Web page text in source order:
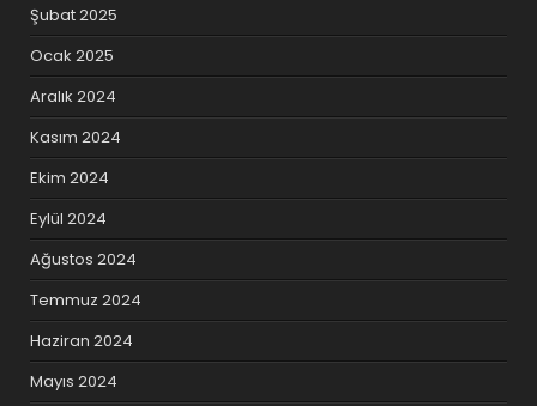
Şubat 2025
Ocak 2025
Aralık 2024
Kasım 2024
Ekim 2024
Eylül 2024
Ağustos 2024
Temmuz 2024
Haziran 2024
Mayıs 2024